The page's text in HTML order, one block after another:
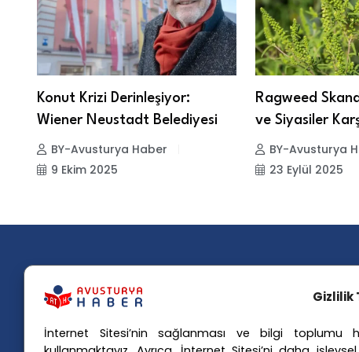
Gizlilik
İnternet Sitesi’nin sağlanması ve bilgi toplumu
Konut Krizi Derinleşiyor:
Wiener Neustadt Belediyesi
BY-Avusturya Haber
9 Ekim 2025
Ragweed
ve Siyasiler
BY-Avusturya
23 Eylül 2025